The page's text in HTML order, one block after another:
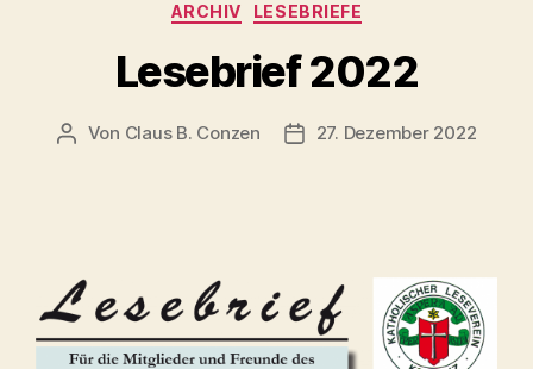
ARCHIV LESEBRIEFE
Lesebrief 2022
Von Claus B. Conzen 27. Dezember 2022